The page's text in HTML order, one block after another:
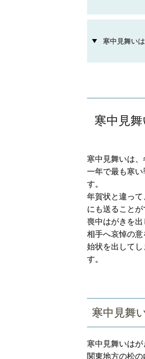
寒中見舞い
寒中見
寒中見舞いは
一年で最も寒
す。
年賀状と違っ
にも送ること
喪中はがきを
相手へ哀悼の
始状を出して
す。
寒中見舞
寒中見舞いは
関東地方の松